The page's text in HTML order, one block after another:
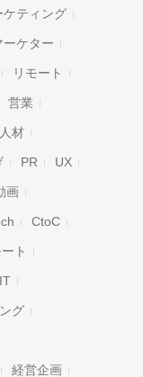
ケティング
ーケター
リモート
営業
人材
PR UX
画
CtoC
ト
IT
グ
経営企画